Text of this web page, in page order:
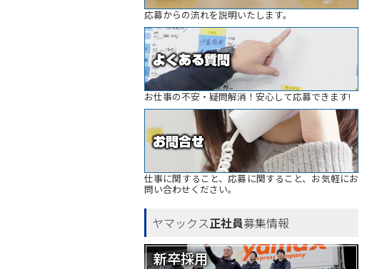
応募からの流れを説明いたします。
お仕事の不安・疑問解消！安心して応募できます!
仕事に関すること、応募に関すること、お気軽にお
問い合わせください。
ヤマックス正社員募集情報
新卒採用